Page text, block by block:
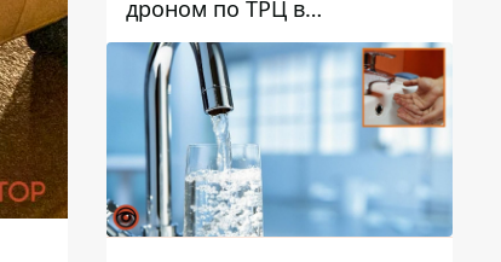
дроном по ТРЦ в
Павлограде, будет ли
работать заведение в
дальнейшем